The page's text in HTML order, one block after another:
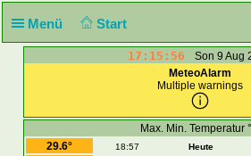
Menü Start
17:15:56
Son 9 Aug
MeteoAlarm
Multiple warnings
Max. Min. Temperatur
29.6°
18:57 Heute